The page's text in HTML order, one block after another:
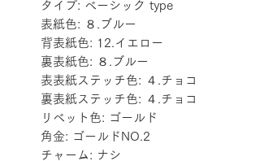
タイプ: ベーシック type
表紙色: ８.ブルー
背表紙色: 12.イエロー
裏表紙色: ８.ブルー
表表紙ステッチ色: ４.チョコ
裏表紙ステッチ色: ４.チョコ
リベット色: ゴールド
角金: ゴールドNO.2
チャーム: ナシ